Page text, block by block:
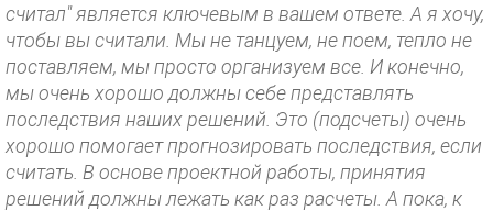
считал" является ключевым в вашем ответе. А я хочу,
чтобы вы считали. Мы не танцуем, не поем, тепло не
поставляем, мы просто организуем все. И конечно,
мы очень хорошо должны себе представлять
последствия наших решений. Это (подсчеты) очень
хорошо помогает прогнозировать последствия, если
считать. В основе проектной работы, принятия
решений должны лежать как раз расчеты. А пока, к